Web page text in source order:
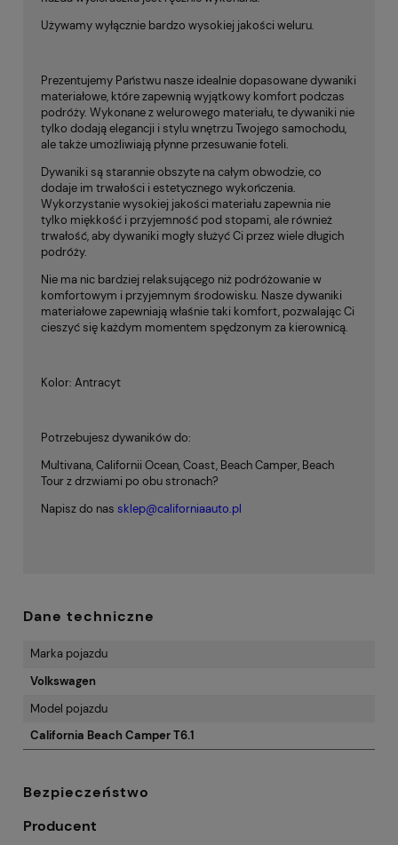
Używamy wyłącznie bardzo wysokiej jakości weluru.
Prezentujemy Państwu nasze idealnie dopasowane dywaniki
materiałowe, które zapewnią wyjątkowy komfort podczas
podróży. Wykonane z welurowego materiału, te dywaniki nie
tylko dodają elegancji i stylu wnętrzu Twojego samochodu,
ale także umożliwiają płynne przesuwanie foteli.
Dywaniki są starannie obszyte na całym obwodzie, co
dodaje im trwałości i estetycznego wykończenia.
Wykorzystanie wysokiej jakości materiału zapewnia nie
tylko miękkość i przyjemność pod stopami, ale również
trwałość, aby dywaniki mogły służyć Ci przez wiele długich
podróży.
Nie ma nic bardziej relaksującego niż podróżowanie w
komfortowym i przyjemnym środowisku. Nasze dywaniki
materiałowe zapewniają właśnie taki komfort, pozwalając Ci
cieszyć się każdym momentem spędzonym za kierownicą.
Kolor: Antracyt
Potrzebujesz dywaników do:
Multivana, Californii Ocean, Coast, Beach Camper, Beach
Tour z drzwiami po obu stronach?
Napisz do nas sklep@californiaauto.pl
Dane techniczne
Marka pojazdu
Volkswagen
Model pojazdu
California Beach Camper T6.1
Bezpieczeństwo
Producent